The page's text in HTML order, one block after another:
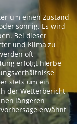
um einen Zustand,
sonnig. Es wird
Bei dieser
und Klima zu
oft
erfolgt hierbei
stets um ein
der Wetterbericht
längeren
erwähnt